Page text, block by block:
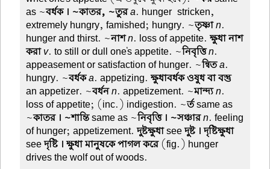
as ~বর্ধক । ~কাতর, ~তুরa. hunger-stricken,
extremely hungry, famished; hungry. ~তৃষ্ণাn.
hunger and thirst. ~নাশn. loss of appetite.ক্ষুধা নাশ
করা v. to still or dull one's appetite. ~নিবৃত্তিn.
appeasement or satisfaction of hunger. ~ন্বিতa.
hungry. ~বর্ধকa. appetizing.ক্ষুধাবর্ধক ওষুধ বা বস্তু
an appetizer. ~বর্ধনn. appetizement. ~মান্দ্যn.
loss of appetite; (inc.) indigestion. ~র্তsame as
~কাতর । ~শান্তিsame as ~নিবৃত্তি । ~সঞ্চারn. feeling
of hunger; appetizement.দুষ্টক্ষুধাseeদুষ্ট । দৃষ্টিক্ষুধা
seeদৃষ্টি । ক্ষুধা মানুষকে পাগল করে(fig.) hunger
drives the wolf out of woods.